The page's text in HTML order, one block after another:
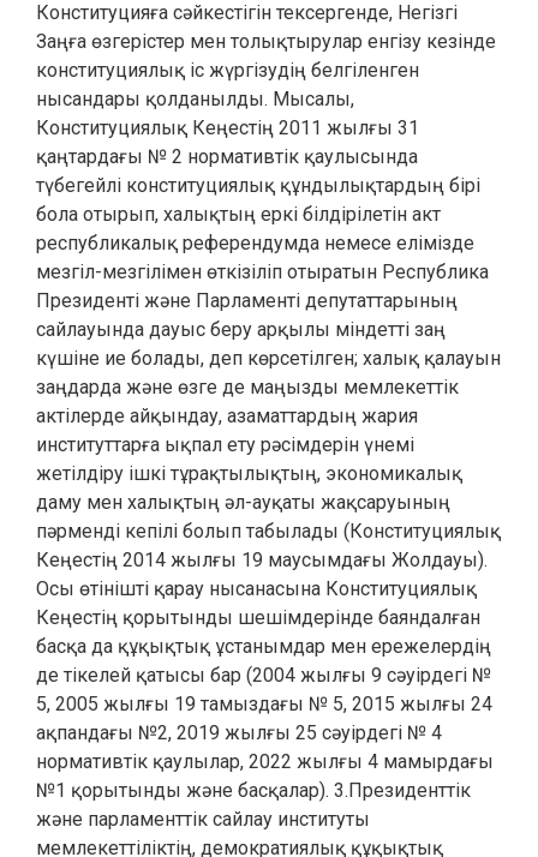
Конституцияға сәйкестігін тексергенде, Негізгі
Заңға өзгерістер мен толықтырулар енгізу кезінде
конституциялық іс жүргізудің белгіленген
нысандары қолданылды. Мысалы,
Конституциялық Кеңестің 2011 жылғы 31
қаңтардағы № 2 нормативтік қаулысында
түбегейлі конституциялық құндылықтардың бірі
бола отырып, халықтың еркі білдірілетін акт
республикалық референдумда немесе елімізде
мезгіл-мезгілімен өткізіліп отыратын Республика
Президенті және Парламенті депутаттарының
сайлауында дауыс беру арқылы міндетті заң
күшіне ие болады, деп көрсетілген; халық қалауын
заңдарда және өзге де маңызды мемлекеттік
актілерде айқындау, азаматтардың жария
институттарға ықпал ету рәсімдерін үнемі
жетілдіру ішкі тұрақтылықтың, экономикалық
даму мен халықтың әл-ауқаты жақсаруының
пәрменді кепілі болып табылады (Конституциялық
Кеңестің 2014 жылғы 19 маусымдағы Жолдауы).
Осы өтінішті қарау нысанасына Конституциялық
Кеңестің қорытынды шешімдерінде баяндалған
басқа да құқықтық ұстанымдар мен ережелердің
де тікелей қатысы бар (2004 жылғы 9 сәуірдегі №
5, 2005 жылғы 19 тамыздағы № 5, 2015 жылғы 24
ақпандағы №2, 2019 жылғы 25 сәуірдегі № 4
нормативтік қаулылар, 2022 жылғы 4 мамырдағы
№1 қорытынды және басқалар). 3.Президенттік
және парламенттік сайлау институты
мемлекеттіліктің, демократиялық құқықтық